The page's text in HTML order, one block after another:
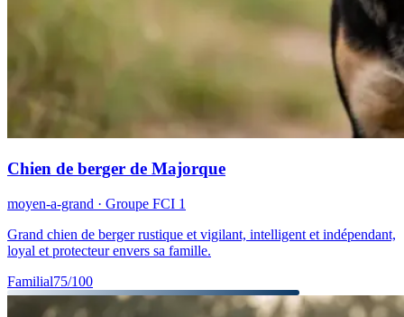
Chien de berger de Majorque
moyen-a-grand · Groupe FCI 1
Grand chien de berger rustique et vigilant, intelligent et indépendant,
loyal et protecteur envers sa famille.
Familial75/100